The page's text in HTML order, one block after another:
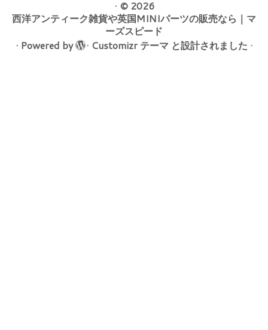
· © 2026
西洋アンティーク雑貨や英国MINIパーツの販売なら｜マ
ーズスピード
· Powered by · Customizr テーマ と設計されました ·